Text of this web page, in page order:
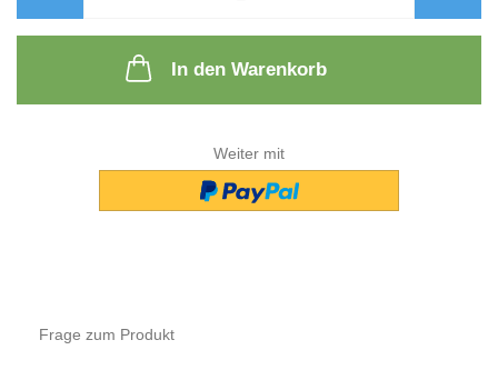
In den Warenkorb
Weiter mit
Frage zum Produkt